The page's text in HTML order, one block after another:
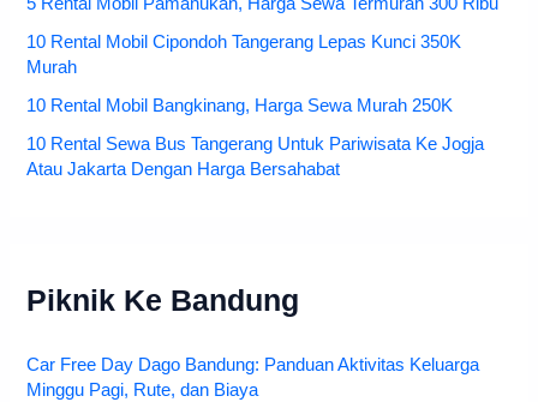
5 Rental Mobil Pamanukan, Harga Sewa Termurah 300 Ribu
10 Rental Mobil Cipondoh Tangerang Lepas Kunci 350K
Murah
10 Rental Mobil Bangkinang, Harga Sewa Murah 250K
10 Rental Sewa Bus Tangerang Untuk Pariwisata Ke Jogja
Atau Jakarta Dengan Harga Bersahabat
Piknik Ke Bandung
Car Free Day Dago Bandung: Panduan Aktivitas Keluarga
Minggu Pagi, Rute, dan Biaya